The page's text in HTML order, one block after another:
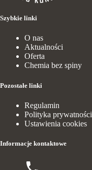
Szybkie linki
O nas
Aktualności
Oferta
Chemia bez spiny
Pozostałe linki
Regulamin
Polityka prywatności
Ustawienia cookies
Informacje kontaktowe